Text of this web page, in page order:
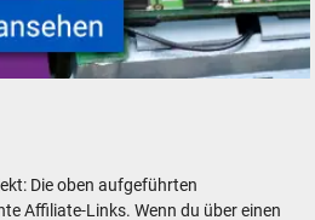
Die oben aufgeführten
Affiliate-Links. Wenn du über einen